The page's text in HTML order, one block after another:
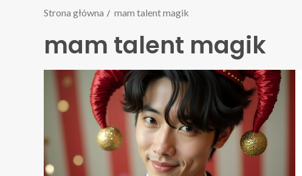
Strona główna mam talent magik
mam talent magik